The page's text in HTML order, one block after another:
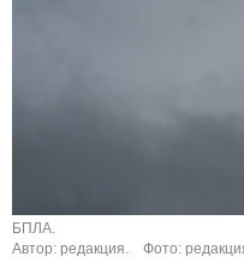
БПЛА.
Автор: редакция.
Фото: